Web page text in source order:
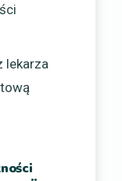
lekarza